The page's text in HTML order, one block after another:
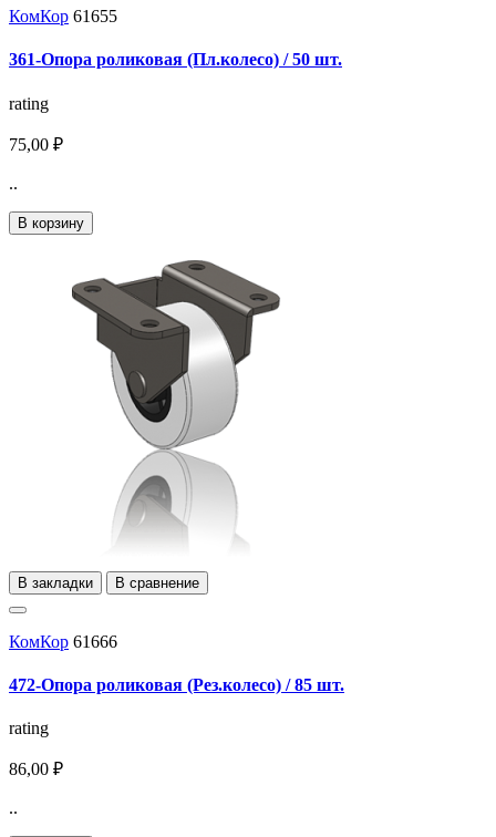
КомКор 61655
361-Опора роликовая (Пл.колесо) / 50 шт.
rating
75,00 ₽
..
В корзину
В закладки В сравнение
КомКор 61666
472-Опора роликовая (Рез.колесо) / 85 шт.
rating
86,00 ₽
..